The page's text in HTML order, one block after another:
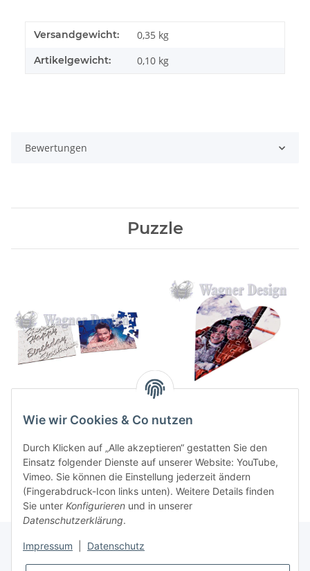
Versandgewicht: 0,35 kg
Artikelgewicht: 0,10 kg
Bewertungen
Puzzle
Holz Puzzle Happy Birthday
oder Alles Gute zum
Geburtstag 37 Teilig
21,00 € *
Wie wir Cookies & Co nutzen
Durch Klicken auf „Alle akzeptieren“ gestatten Sie den
Einsatz folgender Dienste auf unserer Website: YouTube,
Vimeo. Sie können die Einstellung jederzeit ändern
(Fingerabdruck-Icon links unten). Weitere Details finden
Sie unter Konfigurieren und in unserer
Datenschutzerklärung.
Impressum Datenschutz